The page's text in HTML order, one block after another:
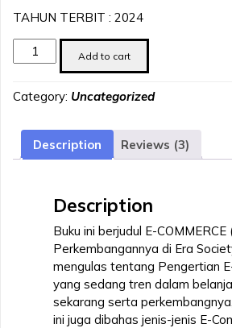
TAHUN TERBIT : 2024
Commerce
dan
di
Era
quantity
Add to cart
Category: Uncategorized
Description Reviews (3)
Description
Buku ini berjudul E-COMMERCE
Perkembangannya di Era
mengulas tentang Pengertian
yang sedang tren dalam
sekarang serta
ini juga dibahas jenis-jenis E-